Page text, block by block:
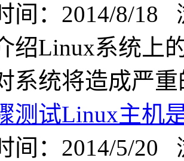
间：2014/8/18
绍Linux系统上
系统将造成严
测试Linux主机
间：2014/5/20